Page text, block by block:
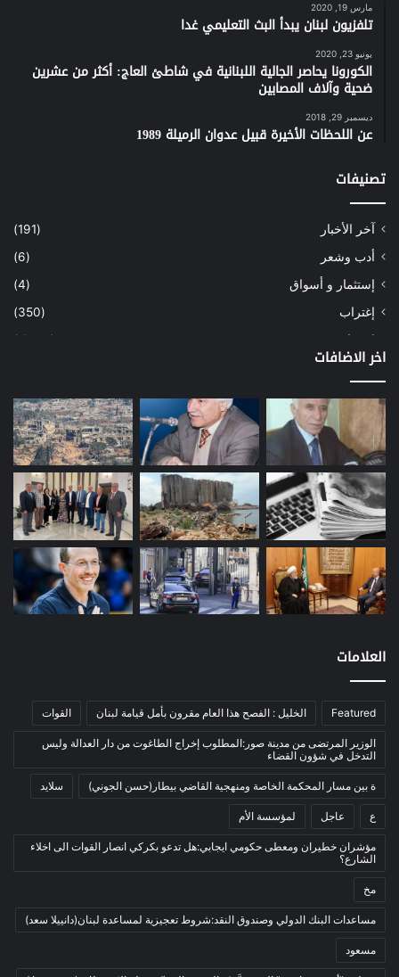
مارس 19, 2020
تلفزيون لبنان يبدأ البث التعليمي غدا
يونيو 23, 2020
الكورونا يحاصر الجالية اللبنانية في شاطئ العاج: أكثر من عشرين
ضحية وآلاف المصابين
ديسمبر 29, 2018
عن اللحظات الأخيرة قبيل عدوان الرميلة 1989
تصنيفات
آخر الأخبار
(191)
أدب وشعر
(6)
إستثمار و أسواق
(4)
إغتراب
(350)
إقتصاد
(1٬039)
إعمار
(3)
بيئة
(16)
دراسة
(24)
طاقة
(12)
مصارف
(168)
معادن
(1)
موازنة
نفط
اتصالات
(26)
بيئة
ثقافة
(1٬227)
أدب وشعر
بروفايل
تربية وتعليم
(73)
فلسفة
اخر الاضافات
العلامات
Featured الخليل : الفصح هذا العام مقرون بأمل قيامة لبنان القوات
الوزير المرتضى من مدينة صور:المطلوب إخراج الطاغوت من دار العدالة وليس
التدخل في شؤون القضاء
ة بين مسار المحكمة الخاصة ومنهجية القاضي بيطار(حسن الجوني) سلايد
ع عاجل لمؤسسة الأم
مؤشران خطيران ومعطى حكومي ايجابي:هل تدعو بكركي انصار القوات الى اخلاء
الشارع؟
مخ
مساعدات البنك الدولي وصندوق النقد:شروط تعجيزية لمساعدة لبنان(دانييلا سعد)
مسعود